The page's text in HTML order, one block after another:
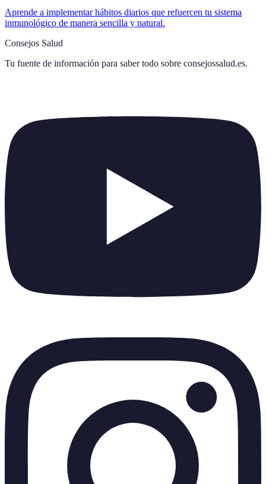
Aprende a implementar hábitos diarios que refuercen tu sistema
inmunológico de manera sencilla y natural.
Consejos Salud
Tu fuente de información para saber todo sobre consejossalud.es.